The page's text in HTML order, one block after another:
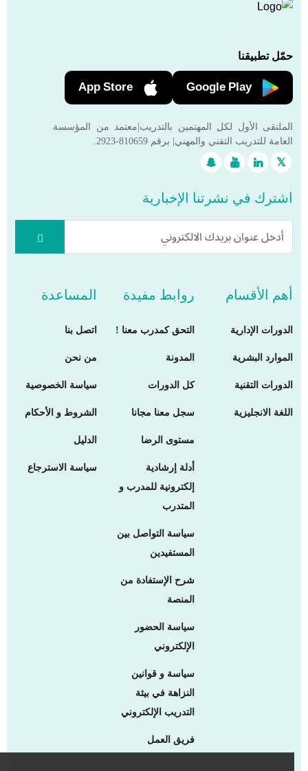
حمّل تطبيقنا
Google Play
App Store
الملتقى الأول لكل المهتمين بالتدريب|معتمد من المؤسسة
العامة للتدريب التقني والمهني| برقم 810659-2923.
اشترك في نشرتنا الإخبارية
أهم الأقسام
الدورات الإدارية
الموارد البشرية
الدورات التقنية
اللغة الانجليزية
روابط مفيدة
التحق كمدرب معنا !
المدونة
كل الدورات
سجل معنا مجانا
مستوى الرضا
أدلة إرشادية
إلكترونية للمدرب و
المتدرب
سياسة التواصل بين
المستفيدين
شرح الإستفادة من
المنصة
سياسة الحضور
الإلكتروني
سياسة و قوانين
النزاهة في بيئة
التدريب الإلكتروني
فريق العمل
المساعدة
اتصل بنا
من نحن
سياسة الخصوصية
الشروط و الأحكام
الدليل
سياسة الاسترجاع